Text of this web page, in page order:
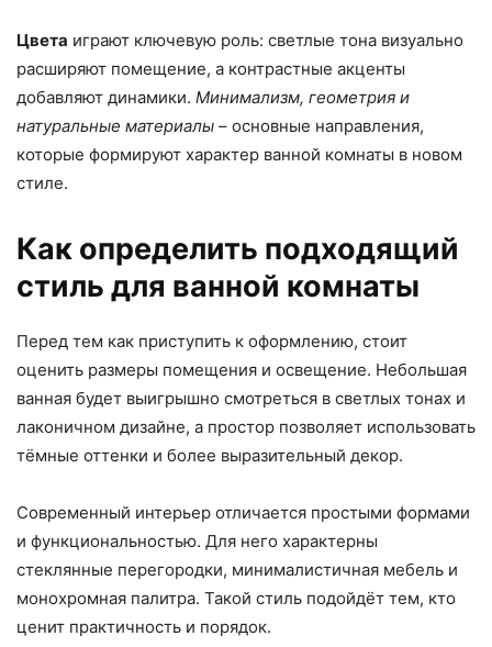
Цвета играют ключевую роль: светлые тона визуально
расширяют помещение, а контрастные акценты
добавляют динамики. Минимализм, геометрия и
натуральные материалы – основные направления,
которые формируют характер ванной комнаты в новом
стиле.
Как определить подходящий
стиль для ванной комнаты
Перед тем как приступить к оформлению, стоит
оценить размеры помещения и освещение. Небольшая
ванная будет выигрышно смотреться в светлых тонах и
лаконичном дизайне, а простор позволяет использовать
тёмные оттенки и более выразительный декор.
Современный интерьер отличается простыми формами
и функциональностью. Для него характерны
стеклянные перегородки, минималистичная мебель и
монохромная палитра. Такой стиль подойдёт тем, кто
ценит практичность и порядок.